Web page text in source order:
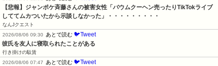
【悲報】ジャンポケ斉藤さんの被害女性「バウムクーヘン売ったりTikTokライブ
しててムカついたから示談しなかった」・・・・・・・・・
なんJクエスト
2026/08/06 09:30
あとで読む 🐦Tweet
彼氏を友人に寝取られたことがある
行き掛けの駄賃
2026/08/06 07:47
あとで読む 🐦Tweet